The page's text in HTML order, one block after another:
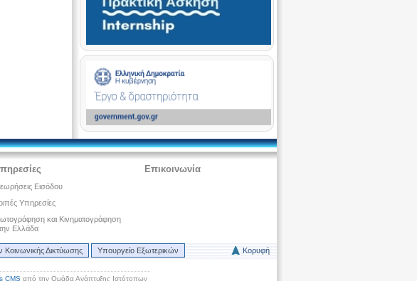
Εισόδου
Υπηρεσίες
και Κινηματογράφηση
Ελλάδα
Επικοινωνία
Κοινωνικής Δικτύωσης Υπουργείο Εξωτερικών Κορυφή
CMS από την Ομάδα Ανάπτυξης Ιστότοπων